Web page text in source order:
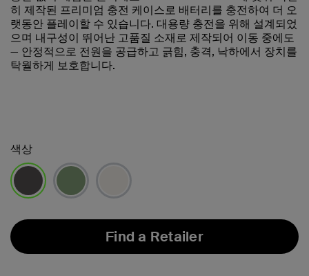
히 제작된 프리미엄 충전 케이스로 배터리를 충전하여 더 오
랫동안 플레이할 수 있습니다. 대용량 충전을 위해 설계되었
으며 내구성이 뛰어난 고품질 소재로 제작되어 이동 중에도
— 안정적으로 전원을 공급하고 긁힘, 충격, 낙하에서 장치를
탁월하게 보호합니다.
색상
Find a Retailer